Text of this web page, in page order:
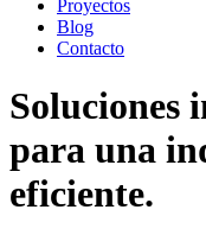
Proyectos
Blog
Contacto
Soluciones
para una
eficiente.